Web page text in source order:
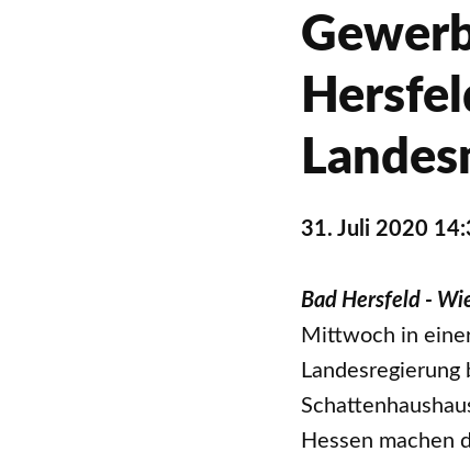
31. Juli 2020
Bad Hersfeld -
Mittwoch in
Hessen machen